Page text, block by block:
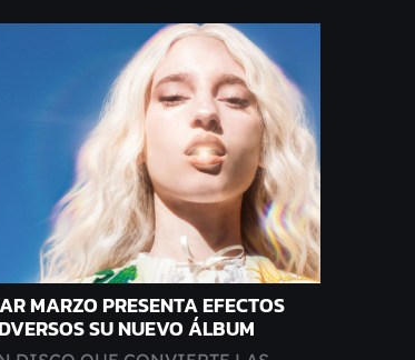
MARZO PRESENTA EFECTOS
SU NUEVO ÁLBUM